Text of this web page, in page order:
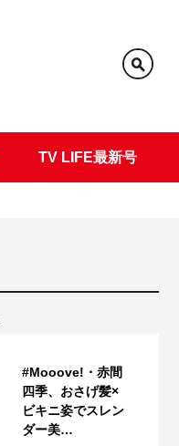
TV LIFE最新号
#Mooove!・赤間
四季、おさげ髪×
ビキニ姿でスレン
ダー美…